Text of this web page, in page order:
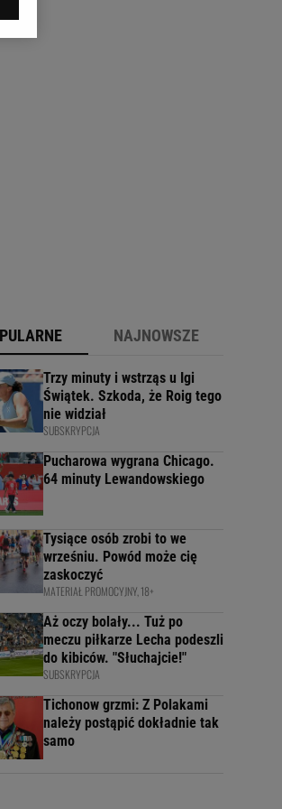
NAJNOWSZE
Trzy minuty i wstrząs u Igi
Świątek. Szkoda, że Roig tego
nie widział
SUBSKRYPCJA
Pucharowa wygrana Chicago.
64 minuty Lewandowskiego
Tysiące osób zrobi to we
wrześniu. Powód może cię
zaskoczyć
MATERIAŁ PROMOCYJNY, 18+
Aż oczy bolały... Tuż po
meczu piłkarze Lecha podeszli
do kibiców. "Słuchajcie!"
SUBSKRYPCJA
Tichonow grzmi: Z Polakami
należy postąpić dokładnie tak
samo